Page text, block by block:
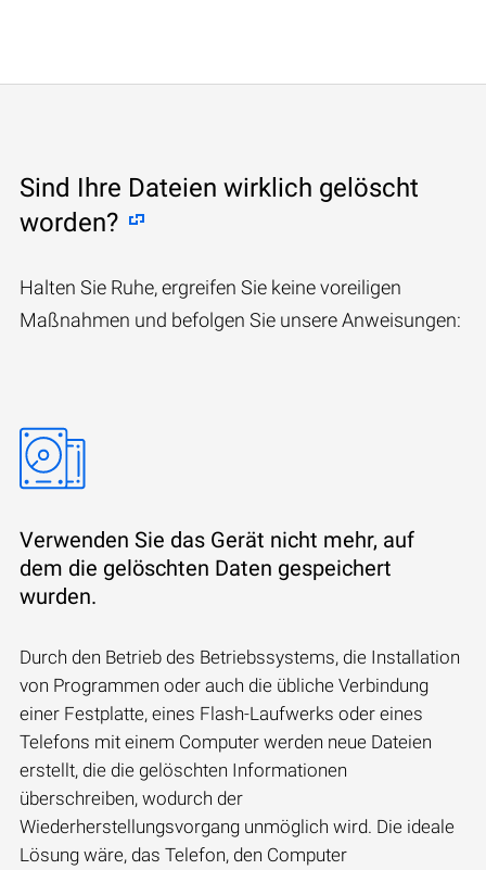
Sind Ihre Dateien wirklich gelöscht
worden?
Halten Sie Ruhe, ergreifen Sie keine voreiligen
Maßnahmen und befolgen Sie unsere Anweisungen:
Verwenden Sie das Gerät nicht mehr, auf
dem die gelöschten Daten gespeichert
wurden.
Durch den Betrieb des Betriebssystems, die Installation
von Programmen oder auch die übliche Verbindung
einer Festplatte, eines Flash-Laufwerks oder eines
Telefons mit einem Computer werden neue Dateien
erstellt, die die gelöschten Informationen
überschreiben, wodurch der
Wiederherstellungsvorgang unmöglich wird. Die ideale
Lösung wäre, das Telefon, den Computer